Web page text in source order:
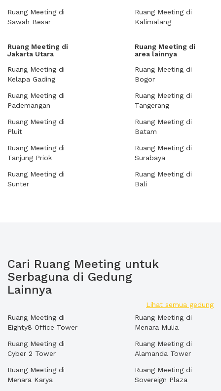
Ruang Meeting di
Sawah Besar
Ruang Meeting di
Kalimalang
Ruang Meeting di
Jakarta Utara
Ruang Meeting di
Kelapa Gading
Ruang Meeting di
Pademangan
Ruang Meeting di
Pluit
Ruang Meeting di
Tanjung Priok
Ruang Meeting di
Sunter
Ruang Meeting di
area lainnya
Ruang Meeting di
Bogor
Ruang Meeting di
Tangerang
Ruang Meeting di
Batam
Ruang Meeting di
Surabaya
Ruang Meeting di
Bali
Cari Ruang Meeting untuk
Serbaguna di Gedung
Lainnya
Lihat semua gedung
Ruang Meeting di
Eighty8 Office Tower
Ruang Meeting di
Cyber 2 Tower
Ruang Meeting di
Menara Karya
Ruang Meeting di
Menara Mulia
Ruang Meeting di
Alamanda Tower
Ruang Meeting di
Sovereign Plaza